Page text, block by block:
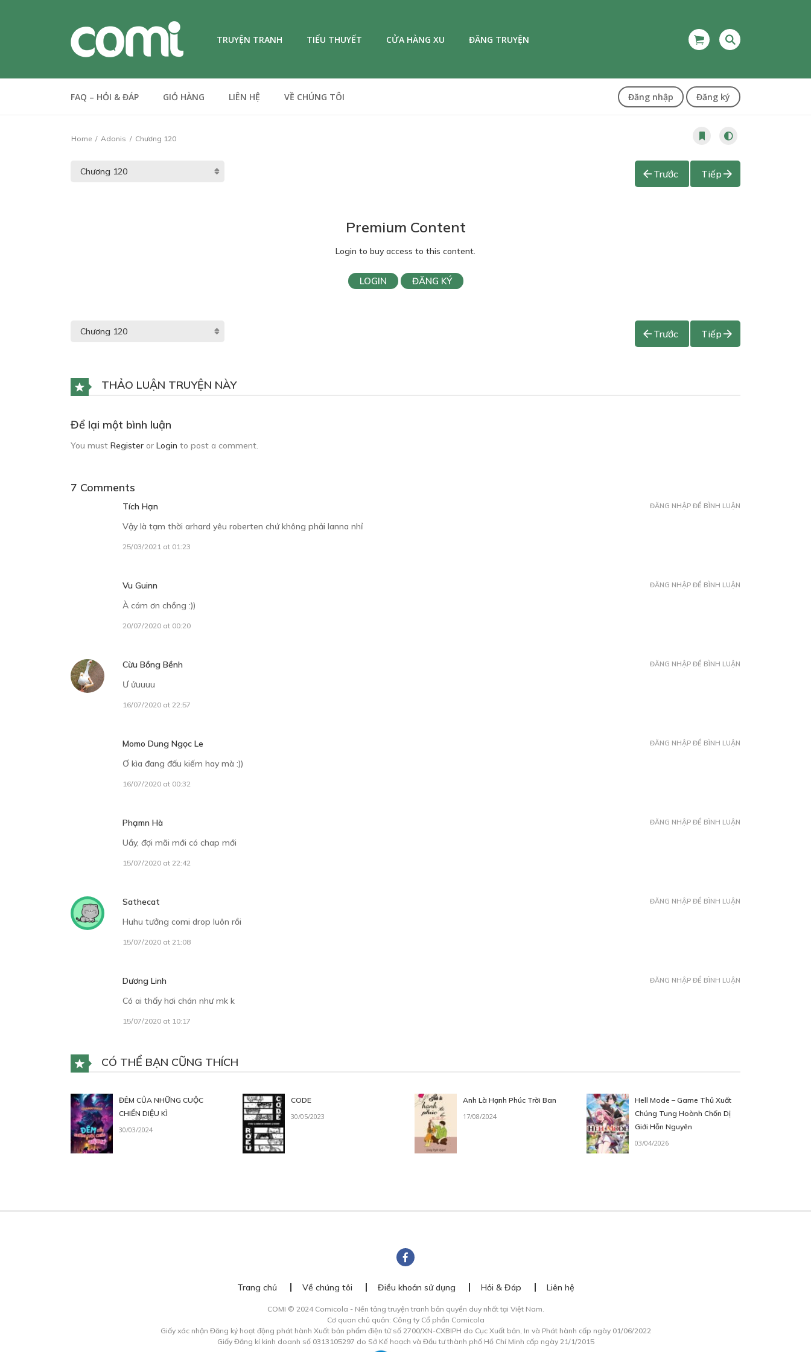
TRUYỆN TRANH TIỂU THUYẾT CỬA HÀNG XU ĐĂNG TRUYỆN
FAQ – HỎI & ĐÁP GIỎ HÀNG LIÊN HỆ VỀ CHÚNG TÔI Đăng nhập Đăng ký
Home Adonis Chương 120
Trước Tiếp
Premium Content
Login to buy access to this content.
LOGIN ĐĂNG KÝ
Trước Tiếp
THẢO LUẬN TRUYỆN NÀY
Để lại một bình luận
You must Register or Login to post a comment.
7 Comments
Tích Hạn
Vậy là tạm thời arhard yêu roberten chứ không phải lanna nhỉ
25/03/2021 at 01:23
ĐĂNG NHẬP ĐỂ BÌNH LUẬN
Vu Guinn
À cám ơn chồng :))
20/07/2020 at 00:20
ĐĂNG NHẬP ĐỂ BÌNH LUẬN
Cừu Bồng Bềnh
Ư ửuuuu
16/07/2020 at 22:57
ĐĂNG NHẬP ĐỂ BÌNH LUẬN
Momo Dung Ngọc Le
Ơ kìa đang đấu kiếm hay mà :))
16/07/2020 at 00:32
ĐĂNG NHẬP ĐỂ BÌNH LUẬN
Phạmn Hà
Uầy, đợi mãi mới có chap mới
15/07/2020 at 22:42
ĐĂNG NHẬP ĐỂ BÌNH LUẬN
Sathecat
Huhu tưởng comi drop luôn rồi
15/07/2020 at 21:08
ĐĂNG NHẬP ĐỂ BÌNH LUẬN
Dương Linh
Có ai thấy hơi chán như mk k
15/07/2020 at 10:17
ĐĂNG NHẬP ĐỂ BÌNH LUẬN
CÓ THỂ BẠN CŨNG THÍCH
ĐÊM CỦA NHỮNG CUỘC
CHIẾN DIỆU KÌ
30/03/2024
CODE
30/05/2023
Anh Là Hạnh Phúc Trời Ban
17/08/2024
Hell Mode – Game Thủ Xuất
Chúng Tung Hoành Chốn Dị
Giới Hỗn Nguyên
03/04/2026
Trang chủ Về chúng tôi Điều khoản sử dụng Hỏi & Đáp Liên hệ
COMI © 2024 Comicola - Nền tảng truyện tranh bản quyền duy nhất tại Việt Nam.
Cơ quan chủ quản: Công ty Cổ phần Comicola
Giấy xác nhận Đăng ký hoạt động phát hành Xuất bản phẩm điện tử số 2700/XN-CXBIPH do Cục Xuất bản, In và Phát hành cấp ngày 01/06/2022
Giấy Đăng kí kinh doanh số 0313105297 do Sở Kế hoạch và Đầu tư thành phố Hồ Chí Minh cấp ngày 21/1/2015